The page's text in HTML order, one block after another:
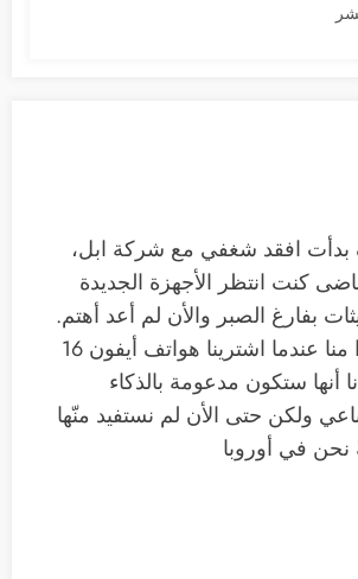
بدأت افقد شغفي مع شركة ابل،
كنت انتظر الأجهزة الجديدة
بفارغ الصبر والأن لم أعد أهتم.
سخروا منا عندما اشترينا هواتف أيفون 16
أنها ستكون مدعومة بالذكاء
ولكن حتى الأن لم نستفيد منّها
في أوروبا